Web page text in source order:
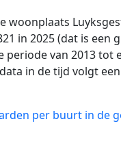
woonplaats
in 2025 (dat is een
van 2013 tot
in de tijd volgt
per buurt in de